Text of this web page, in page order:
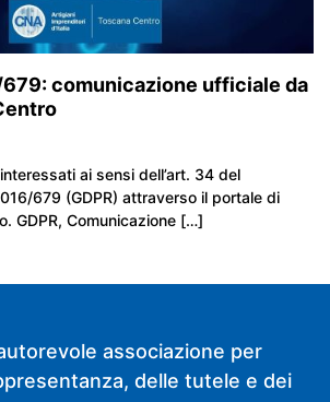
679: comunicazione ufficiale da
ai sensi dell’art. 34 del
679 (GDPR) attraverso il portale di
GDPR, Comunicazione […]
associazione per
delle tutele e dei